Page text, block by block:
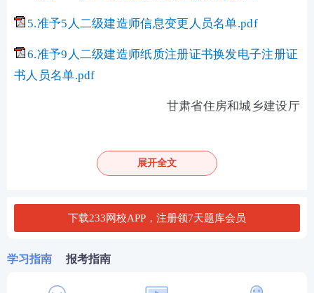
5.准予5人二级建造师信息变更人员名单.pdf
6.准予9人二级建造师纸质注册证书换发电子注册证
书人员名单.pdf
甘肃省住房和城乡建设厅
原文标题：甘肃省住房和城乡建设厅关于公布2026年
十八批）
展开全文
下载233网校APP，注册领7天题库会员
学习指南 报考指南